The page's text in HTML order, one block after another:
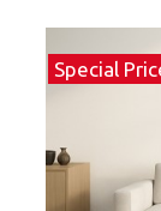
Special